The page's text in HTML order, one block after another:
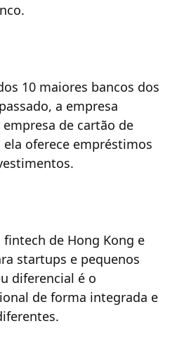
10 maiores bancos dos
a empresa
de cartão de
oferece empréstimos
de Hong Kong e
startups e pequenos
diferencial é o
de forma integrada e